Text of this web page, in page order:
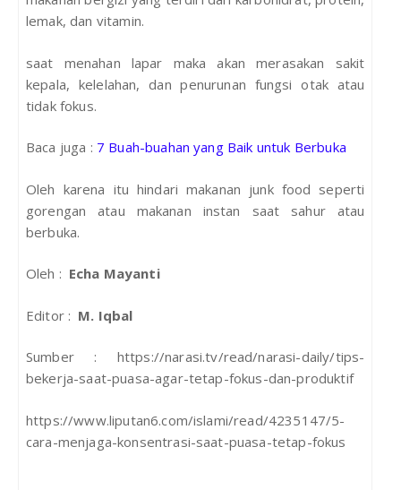
lemak, dan vitamin.
saat menahan lapar maka akan merasakan sakit
kepala, kelelahan, dan penurunan fungsi otak atau
tidak fokus.
Baca juga : 7 Buah-buahan yang Baik untuk Berbuka
Oleh karena itu hindari makanan junk food seperti
gorengan atau makanan instan saat sahur atau
berbuka.
Oleh : Echa Mayanti
Editor : M. Iqbal
Sumber : https://narasi.tv/read/narasi-daily/tips-
bekerja-saat-puasa-agar-tetap-fokus-dan-produktif
https://www.liputan6.com/islami/read/4235147/5-
cara-menjaga-konsentrasi-saat-puasa-tetap-fokus